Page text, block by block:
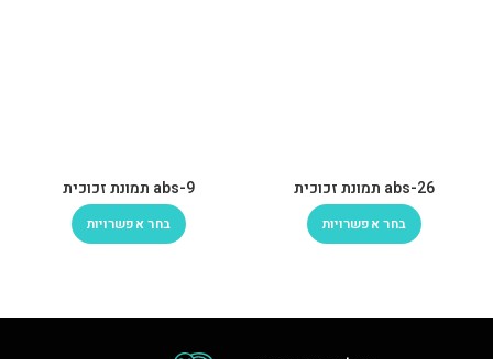
abs-26 תמונת זכוכית
בחר אפשרויות
abs-9 תמונת זכוכית
בחר אפשרויות